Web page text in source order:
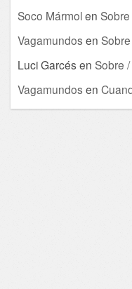
Soco Mármolen
Vagamundos en
Luci Garcés en Sobre
Vagamundos en